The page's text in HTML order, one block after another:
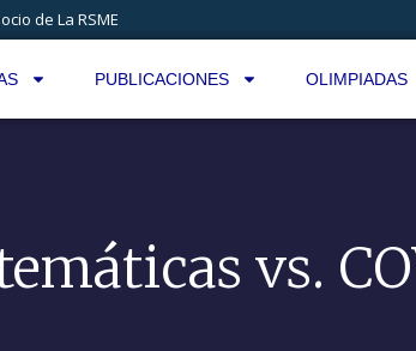
de La RSME
PUBLICACIONES OLIMPIADAS
vs.